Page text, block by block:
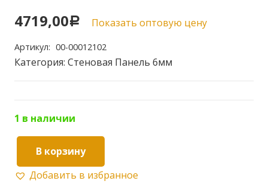
4719,00Р Показать оптовую цену
Артикул: 00-00012102
Категория: Стеновая Панель 6мм
1 в наличии
Количество
товара
В корзину
Добавить в избранное